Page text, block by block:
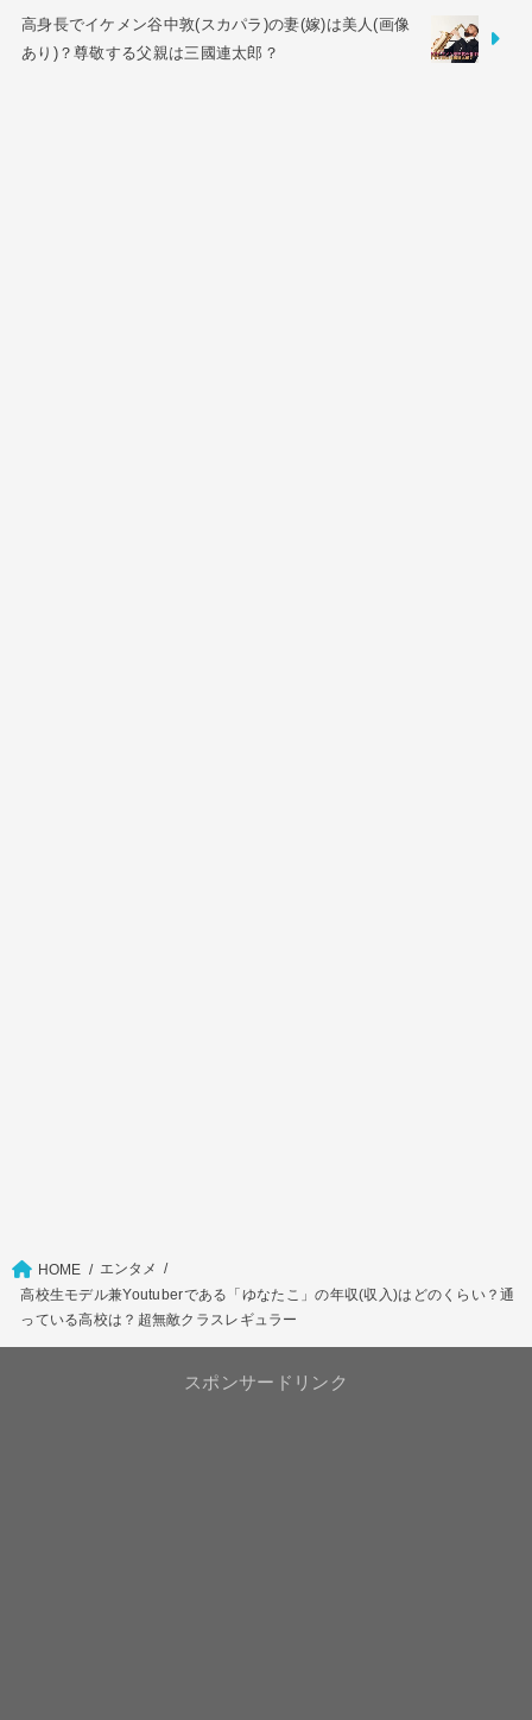
高身長でイケメン谷中敦(スカパラ)の妻(嫁)は美人(画像
あり)？尊敬する父親は三國連太郎？
HOME
エンタメ
高校生モデル兼Youtuberである「ゆなたこ」の年収(収入)はどのくらい？通
っている高校は？超無敵クラスレギュラー
スポンサードリンク